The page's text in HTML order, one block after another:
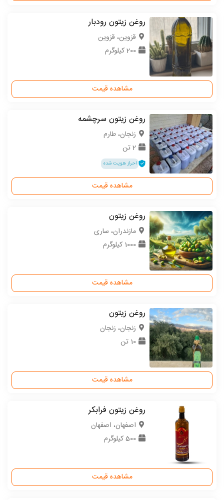
روغن زیتون رودبار
قزوین، قزوین
200 کیلوگرم
مشاهده قیمت
روغن زیتون سرچشمه
زنجان، طارم
2 تن
احراز هویت شده
مشاهده قیمت
روغن زیتون
مازندران، ساری
1000 کیلوگرم
مشاهده قیمت
روغن زیتون
زنجان، زنجان
10 تن
مشاهده قیمت
روغن زیتون فرابکر
اصفهان، اصفهان
500 کیلوگرم
مشاهده قیمت